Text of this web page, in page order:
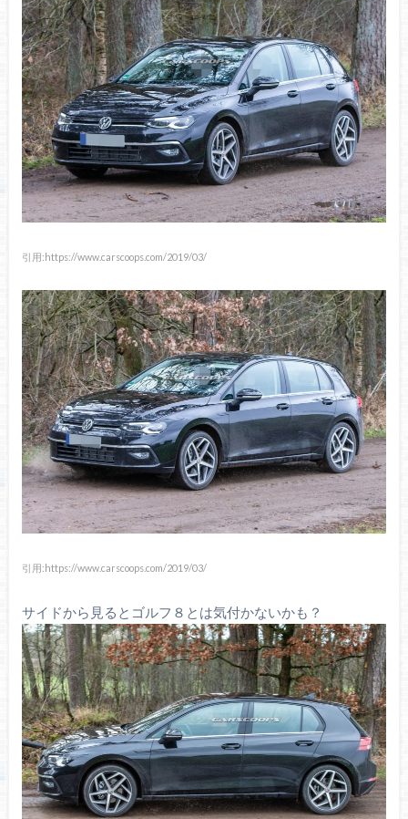
引用:https://www.carscoops.com/2019/03/
引用:https://www.carscoops.com/2019/03/
サイドから見るとゴルフ８とは気付かないかも？